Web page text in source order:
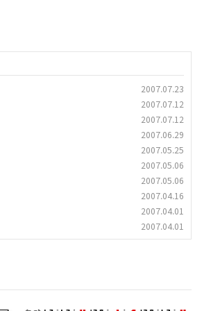
2007.07.23
2007.07.12
2007.07.12
2007.06.29
2007.05.25
2007.05.06
2007.05.06
2007.04.16
2007.04.01
2007.04.01